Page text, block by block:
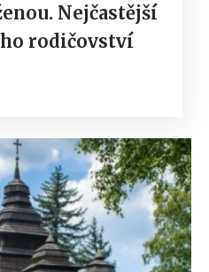
Nejčastější
rodičovství